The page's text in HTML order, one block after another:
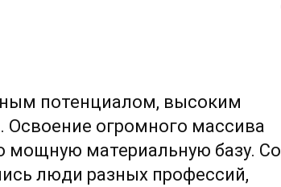
потенциалом, высоким
Освоение огромного массива
мощную материальную базу. Со
люди разных профессий,